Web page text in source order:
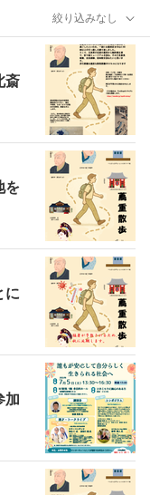
絞り込みなし
斎
を
に
加